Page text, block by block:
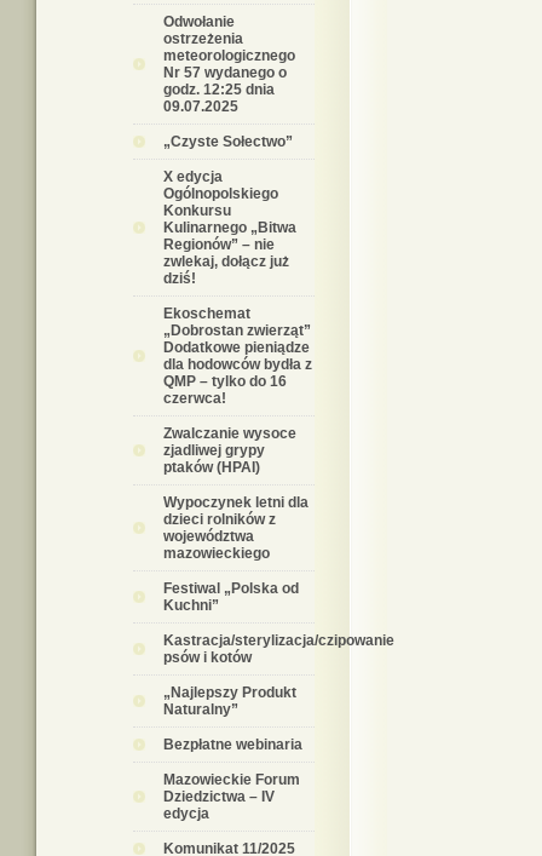
Odwołanie
ostrzeżenia
meteorologicznego
Nr 57 wydanego o
godz. 12:25 dnia
09.07.2025
„Czyste Sołectwo”
X edycja
Ogólnopolskiego
Konkursu
Kulinarnego „Bitwa
Regionów” – nie
zwlekaj, dołącz już
dziś!
Ekoschemat
„Dobrostan zwierząt”
Dodatkowe pieniądze
dla hodowców bydła z
QMP – tylko do 16
czerwca!
Zwalczanie wysoce
zjadliwej grypy
ptaków (HPAI)
Wypoczynek letni dla
dzieci rolników z
województwa
mazowieckiego
Festiwal „Polska od
Kuchni”
Kastracja/sterylizacja/czipowanie
psów i kotów
„Najlepszy Produkt
Naturalny”
Bezpłatne webinaria
Mazowieckie Forum
Dziedzictwa – IV
edycja
Komunikat 11/2025